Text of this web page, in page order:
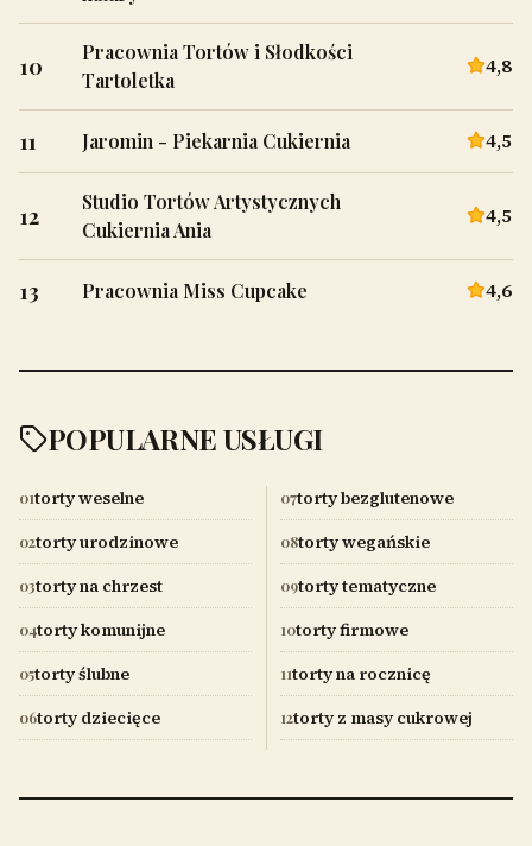
10
Pracownia Tortów i Słodkości
Tartoletka
4,8
11 Jaromin - Piekarnia Cukiernia 4,5
12
Studio Tortów Artystycznych
Cukiernia Ania
4,5
13 Pracownia Miss Cupcake 4,6
POPULARNE USŁUGI
01torty weselne
02torty urodzinowe
03torty na chrzest
04torty komunijne
05torty ślubne
06torty dziecięce
07torty bezglutenowe
08torty wegańskie
09torty tematyczne
10torty firmowe
11torty na rocznicę
12torty z masy cukrowej